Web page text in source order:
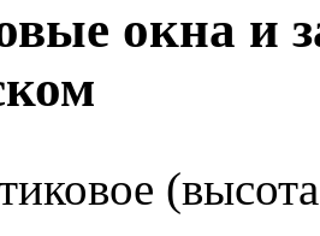
окна и